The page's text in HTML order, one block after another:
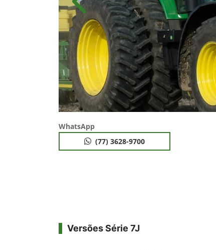
Anterior
WhatsApp
(77) 3628-9700
Versões Série 7J